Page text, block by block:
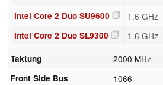
Intel Core 2 Duo SU9600 1.6 GHz
Intel Core 2 Duo SL9300 1.6 GHz
Taktung 2000 MHz
Front Side Bus 1066